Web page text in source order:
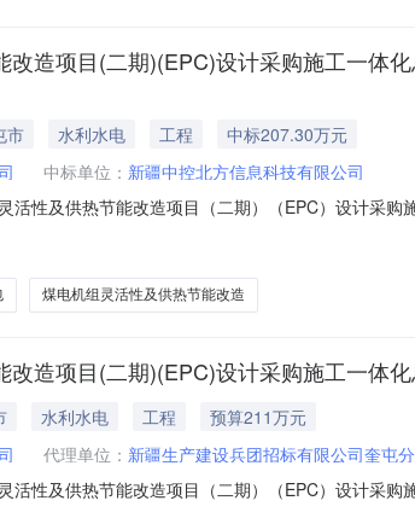
造项目(二期)(EPC)设计采购施工一体
市 水利水电 工程
中标207.30万元
中标单位： 新疆中控北方信息科技有限公司
活性及供热节能改造项目（二期）（EPC）设计采
煤电机组灵活性及供热节能改造
造项目(二期)(EPC)设计采购施工一体
水利水电 工程
预算211万元
代理单位： 新疆生产建设兵团招标有限公司奎屯
活性及供热节能改造项目（二期）（EPC）设计采